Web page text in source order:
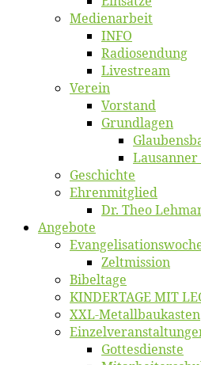
Me­di­en­ar­beit
INFO
Ra­dio­sen­dung
Live­stream
Ver­ein
Vor­stand
Grund­la­gen
Ge­schich­te
Eh­ren­mit­glied
Dr. Theo
An­ge­bo­te
Zelt­mis­si­on
Bi­bel­ta­ge
KINDERTAGE MIT
XXL-Me­­tal­l­­bau­­kas­­ten
Got­tes­diens­te